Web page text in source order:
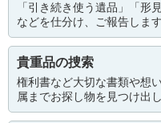
「引き続き使う遺品」「形
などを仕分け、ご報告します
貴重品の捜索
権利書など大切な書類や想
属までお探し物を見つけ出し